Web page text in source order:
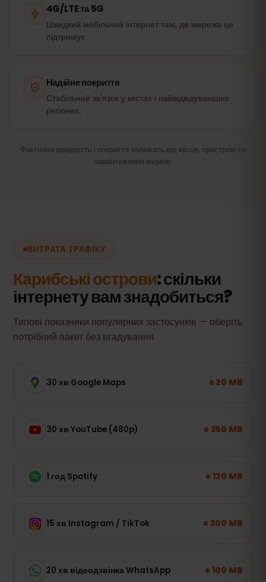
4G/LTE та 5G
Швидкий мобільний інтернет там, де мережа це
підтримує.
Надійне покриття
Стабільний зв'язок у містах і найвідвідуваніших
регіонах.
Фактична швидкість і покриття залежать від місця, пристрою та
навантаження мережі.
ВИТРАТА ТРАФІКУ
Карибські острови: скільки
інтернету вам знадобиться?
Типові показники популярних застосунків — оберіть
потрібний пакет без вгадування.
30 хв Google Maps ± 20 MB
30 хв YouTube (480p) ± 250 MB
1 год Spotify ± 120 MB
15 хв Instagram / TikTok ± 300 MB
20 хв відеодзвінка WhatsApp ± 100 MB